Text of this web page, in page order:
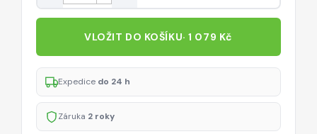
VLOŽIT DO KOŠÍKU· 1 079 Kč
Expedice do 24 h
Záruka 2 roky